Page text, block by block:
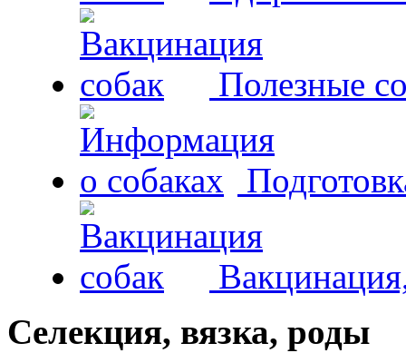
Полезные
Селекция, вязка, роды